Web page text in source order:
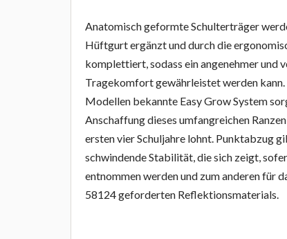
Anatomisch geformte Schulterträger
Hüftgurt ergänzt und durch die
komplettiert, sodass ein angenehmer und
Tragekomfort gewährleistet werden kann.
Modellen bekannte Easy Grow System
Anschaffung dieses umfangreichen
ersten vier Schuljahre lohnt. Punktabzug
schwindende Stabilität, die sich zeigt,
entnommen werden und zum anderen für
58124 geforderten Reflektionsmaterials.